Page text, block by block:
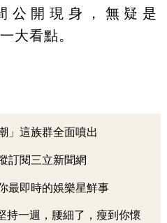
公開現身，無疑是
大看點。
」這族群全面噴出
訂閱三立新聞網
最即時的娛樂星鮮事
持一週，腰細了，瘦到你懷